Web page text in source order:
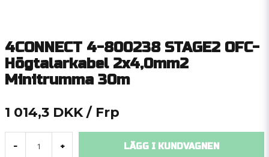
4CONNECT 4-800238 STAGE2 OFC-
Högtalarkabel 2x4,0mm2
Minitrumma 30m
1 014,3 DKK / Frp
- + LÄGG I KUNDVAGNEN